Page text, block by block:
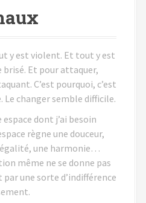
y est violent. Et tout y est
Et pour attaquer,
C’est pourquoi, c’est
Le changer semble difficile.
dont j’ai besoin
règne une douceur,
une harmonie…
même ne se donne pas
une sorte d’indifférence